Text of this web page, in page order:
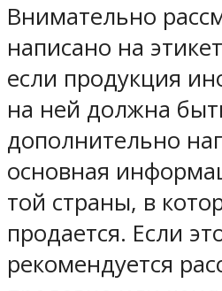
Внимательно
написано на
если продукция
на ней должна
дополнительно
основная
той страны, в
продается. Если
рекомендуется